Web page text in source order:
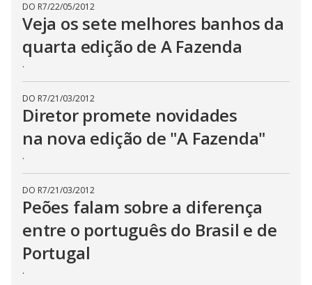
DO R7/22/05/2012
Veja os sete melhores banhos da
quarta edição de A Fazenda
.
DO R7/21/03/2012
Diretor promete novidades
na nova edição de "A Fazenda"
.
DO R7/21/03/2012
Peões falam sobre a diferença
entre o português do Brasil e de
Portugal
.